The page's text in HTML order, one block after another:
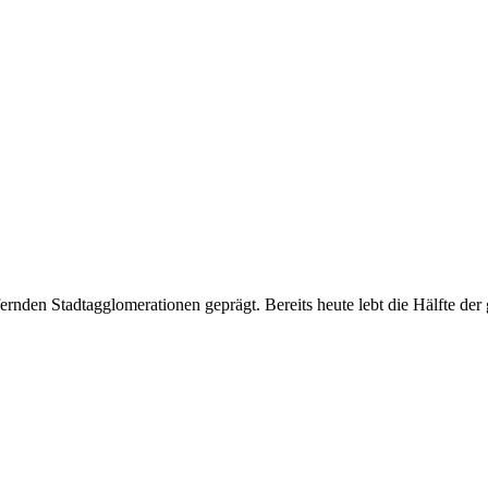
Stadtagglomerationen geprägt. Bereits heute lebt die Hälfte